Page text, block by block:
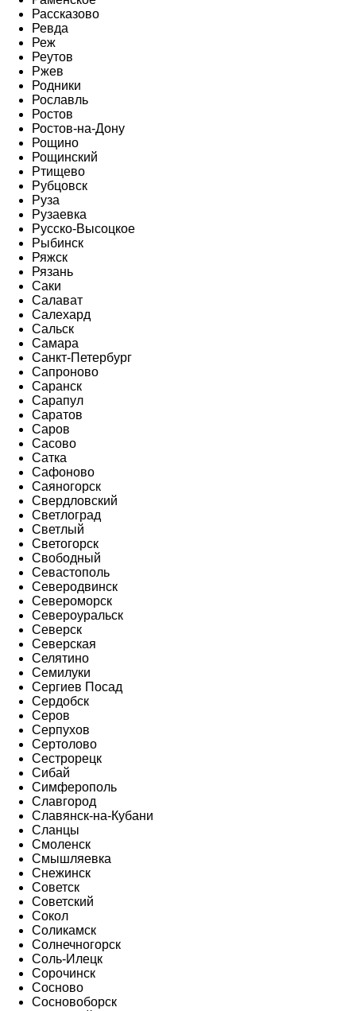
Рассказово
Ревда
Реж
Реутов
Ржев
Родники
Рославль
Ростов
Ростов-на-Дону
Рощино
Рощинский
Ртищево
Рубцовск
Руза
Рузаевка
Русско-Высоцкое
Рыбинск
Ряжск
Рязань
Саки
Салават
Салехард
Сальск
Самара
Санкт-Петербург
Сапроново
Саранск
Сарапул
Саратов
Саров
Сасово
Сатка
Сафоново
Саяногорск
Свердловский
Светлоград
Светлый
Светогорск
Свободный
Севастополь
Северодвинск
Североморск
Североуральск
Северск
Северская
Селятино
Семилуки
Сергиев Посад
Сердобск
Серов
Серпухов
Сертолово
Сестрорецк
Сибай
Симферополь
Славгород
Славянск-на-Кубани
Сланцы
Смоленск
Смышляевка
Снежинск
Советск
Советский
Сокол
Соликамск
Солнечногорск
Соль-Илецк
Сорочинск
Сосново
Сосновоборск